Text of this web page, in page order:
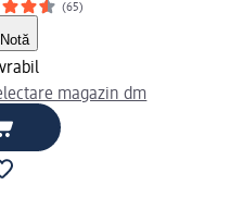
(65)
Notă
magazin dm